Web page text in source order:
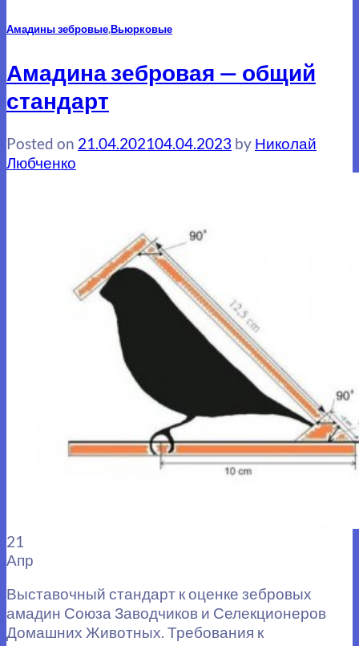
Амадины зебровые,Вьюрковые
Амадина зебровая — общий
стандарт
Posted on 21.04.202104.04.2023 by Николай
Любченко
21
Апр
Выставочный стандарт к оценке зебровых
амадин Союза Заводчиков и Селекционеров
Домашних Животных. Требования к